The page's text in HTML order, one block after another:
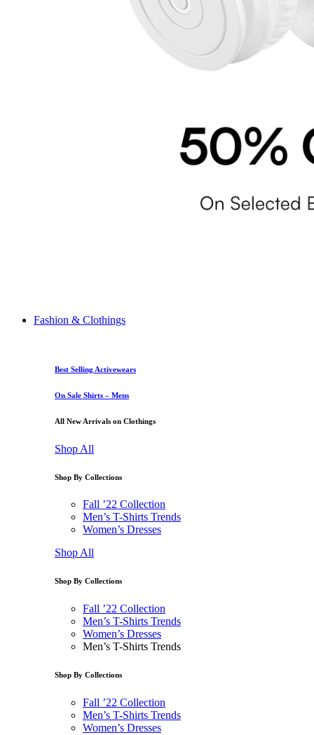
Fashion & Clothings
Best Selling Activewears
On Sale Shirts – Mens
All New Arrivals on Clothings
Shop All
Shop By Collections
Fall ’22 Collection
Men’s T-Shirts Trends
Women’s Dresses
Shop All
Shop By Collections
Fall ’22 Collection
Men’s T-Shirts Trends
Women’s Dresses
Men’s T-Shirts Trends
Shop By Collections
Fall ’22 Collection
Men’s T-Shirts Trends
Women’s Dresses